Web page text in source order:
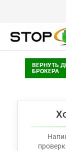
ВЕРНУТЬ
БРОКЕРА